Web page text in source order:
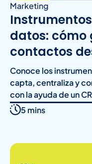
Marketing
datos: cómo
contactos
Conoce los
capta, centraliza y
con la ayuda de un
5 mins